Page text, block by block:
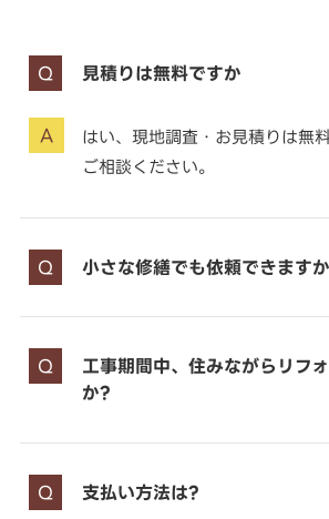
見積りは無料ですか
はい、現地調査・お見積りは無
ご相談ください。
小さな修繕でも依頼できます
工事期間中、住みながらリフ
か?
支払い方法は?